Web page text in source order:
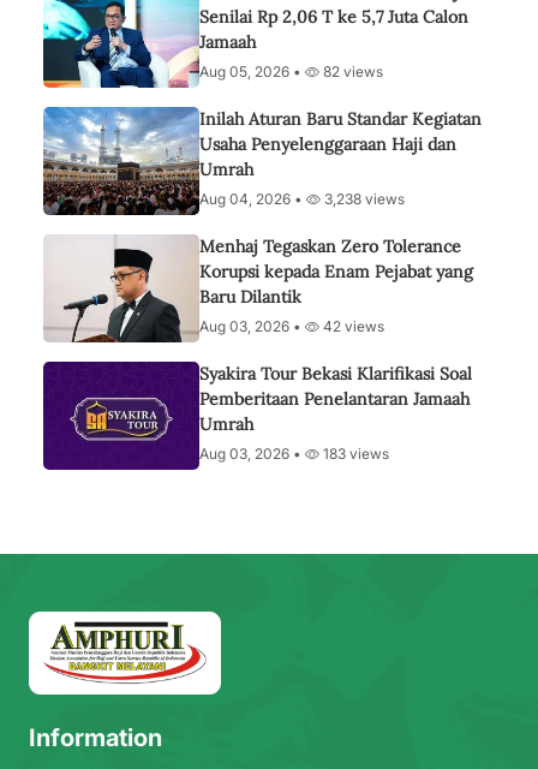
Senilai Rp 2,06 T ke 5,7 Juta Calon
Jamaah
Aug 05, 2026 • 82 views
Inilah Aturan Baru Standar Kegiatan
Usaha Penyelenggaraan Haji dan
Umrah
Aug 04, 2026 • 3,238 views
Menhaj Tegaskan Zero Tolerance
Korupsi kepada Enam Pejabat yang
Baru Dilantik
Aug 03, 2026 • 42 views
Syakira Tour Bekasi Klarifikasi Soal
Pemberitaan Penelantaran Jamaah
Umrah
Aug 03, 2026 • 183 views
Information